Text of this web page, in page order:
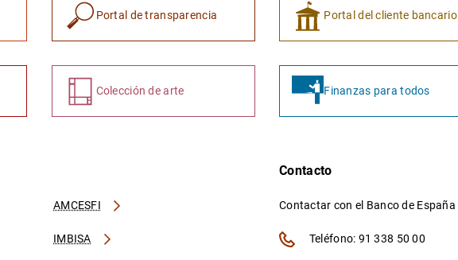
Portal de transparencia Portal del cliente bancario
Colección de arte Finanzas para todos
AMCESFI
IMBISA
Contacto
Contactar con el Banco de España
Teléfono: 91 338 50 00